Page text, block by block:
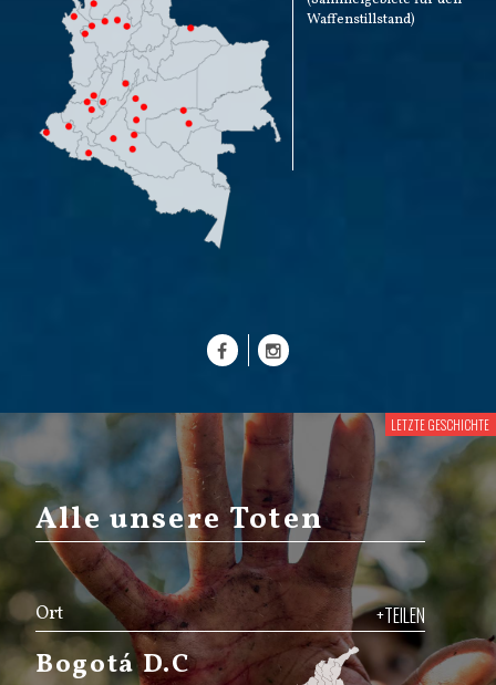
Waffenstillstand)
Alle unsere Toten
Ort +TEILEN
Bogotá D.C